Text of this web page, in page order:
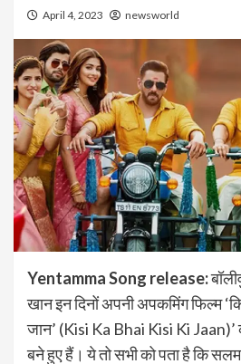
April 4, 2023 newsworld
Yentamma Song release:
खान इन दिनों अपनी अपकमिंग फिल्म
जान’ (Kisi Ka Bhai Kisi Ki Jaan)’
बने हुए हैं। ये तो सभी को पता है कि